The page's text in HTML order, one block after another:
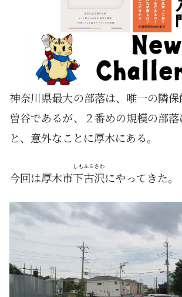
神奈川県最大の部落は、唯一の隣
曽谷であるが、２番めの規模の部
と、意外なことに厚木にある。
今回は厚木市下古沢
しもふるさわ
にやってきた。